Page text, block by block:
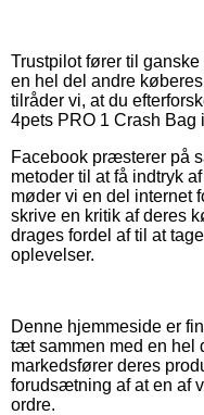
Trustpilot fører til
en hel del andre
tilråder vi, at du
4pets PRO 1 Crash
Facebook præsterer på
metoder til at få indtryk
møder vi en del internet
skrive en kritik af deres
drages fordel af til at
oplevelser.
Denne hjemmeside er
tæt sammen med en hel
markedsfører deres
forudsætning af at en af
ordre.